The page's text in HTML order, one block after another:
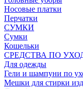
Носовые платки
Перчатки
СУМКИ
Сумки
Кошельки
CРЕДСТВА ПО
Для одежды
Гели и шампуни по
Мешки для стирки